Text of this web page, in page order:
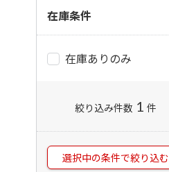
在庫条件
在庫ありのみ
絞り込み件数 1 件
選択中の条件で絞り込む